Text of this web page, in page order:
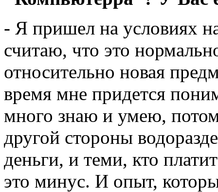
- Я пришел на условиях
считаю, что это
относительно новая
время мне придется
много знаю и умею,
другой стороны
деньги, и теми, кто
это минус. И опыт,